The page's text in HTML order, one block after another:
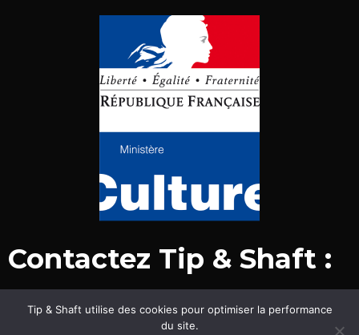
Contactez Tip & Shaft :
© Tip & Shaft 2015-2020. Tous droits réservés.
Tip & Shaft utilise des cookies pour optimiser la performance
du site.